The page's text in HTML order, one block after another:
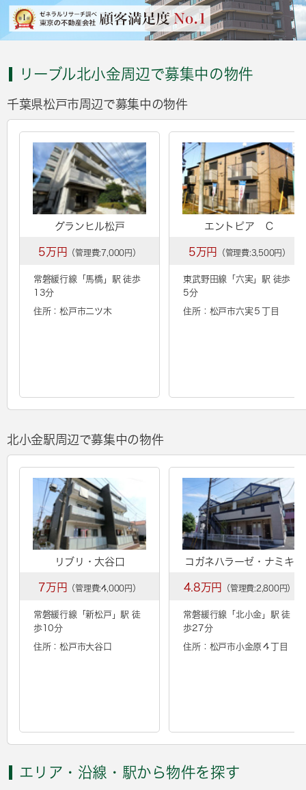
リーブル北小金周辺で募集中の物件
千葉県松戸市周辺で募集中の物件
グランヒル松戸
5万円 （管理費:7,000円）
常磐緩行線「 馬橋」駅 徒歩
13分
住所：松戸市二ツ木
エントピア Ｃ
5万円 （管理費:3,500円）
東武野田線「 六実」駅 徒歩
5分
住所：松戸市六実５丁目
北小金駅周辺で募集中の物件
リブリ・大谷口
7万円 （管理費:4,000円）
常磐緩行線「新松戸 」駅 徒
歩10分
住所：松戸市大谷口
コガネハラーゼ・ナミキ
4.8万円 （管理費:2,800円）
常磐緩行線「 北小金 」駅 徒
歩27分
住所：松戸市小金原４丁目
エリア・沿線・駅から物件を探す